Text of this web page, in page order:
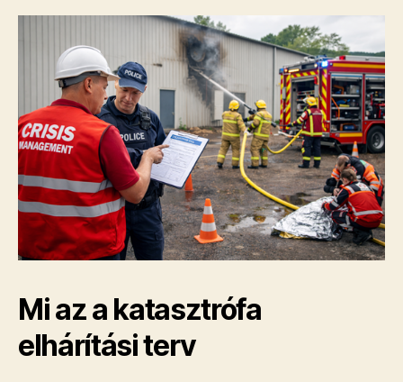
Mi az a katasztrófa
elhárítási terv